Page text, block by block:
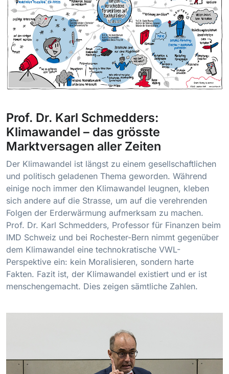
Prof. Dr. Karl Schmedders:
Klimawandel – das grösste
Marktversagen aller Zeiten
Der Klimawandel ist längst zu einem gesellschaftlichen
und politisch geladenen Thema geworden. Während
einige noch immer den Klimawandel leugnen, kleben
sich andere auf die Strasse, um auf die verehrenden
Folgen der Erderwärmung aufmerksam zu machen.
Prof. Dr. Karl Schmedders, Professor für Finanzen beim
IMD Schweiz und bei Rochester-Bern nimmt gegenüber
dem Klimawandel eine technokratische VWL-
Perspektive ein: kein Moralisieren, sondern harte
Fakten. Fazit ist, der Klimawandel existiert und er ist
menschengemacht. Dies zeigen sämtliche Zahlen.